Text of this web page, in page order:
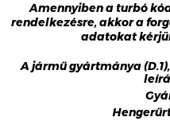
Amennyiben a turbó
rendelkezésre, akkor a
adatokat
A jármű gyártmánya